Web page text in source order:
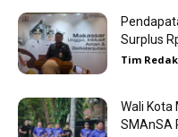
Surplus
Tim
Wali Kota
SMAnSA